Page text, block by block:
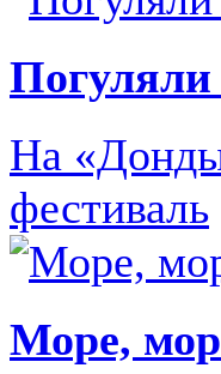
Погуляли
На
фестиваль
Море,